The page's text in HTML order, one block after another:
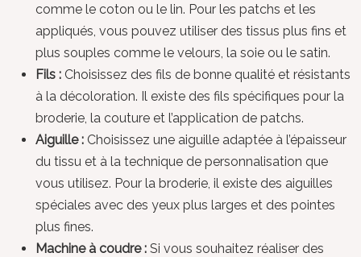
comme le coton ou le lin. Pour les patchs et les
appliqués, vous pouvez utiliser des tissus plus fins et
plus souples comme le velours, la soie ou le satin.
Fils : Choisissez des fils de bonne qualité et résistants
à la décoloration. Il existe des fils spécifiques pour la
broderie, la couture et l’application de patchs.
Aiguille : Choisissez une aiguille adaptée à l’épaisseur
du tissu et à la technique de personnalisation que
vous utilisez. Pour la broderie, il existe des aiguilles
spéciales avec des yeux plus larges et des pointes
plus fines.
Machine à coudre : Si vous souhaitez réaliser des